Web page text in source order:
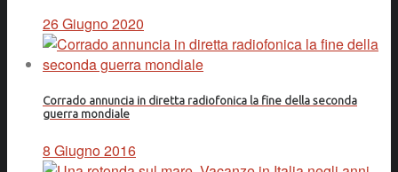
26 Giugno 2020
Corrado annuncia in diretta radiofonica la fine della seconda
guerra mondiale
8 Giugno 2016